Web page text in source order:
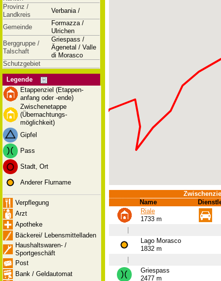
Provinz /
Landkreis
Verbania /
Gemeinde
Formazza /
Ulrichen
Berggruppe /
Talschaft
Griespass /
Ägenetal / Valle
di Morasco
Schutzgebiet
Legende
Etappenziel (Etappen-
anfang oder -ende)
Zwischenetappe
(Übernachtungs-
möglichkeit)
Gipfel
Pass
Stadt, Ort
Anderer Flurname
Verpflegung
Arzt
Apotheke
Bäckerei/ Lebensmittelladen
Haushaltswaren- /
Sportgeschäft
Post
Bank / Geldautomat
Name
Riale
1733 m
Lago Morasco
1832 m
Griespass
2477 m